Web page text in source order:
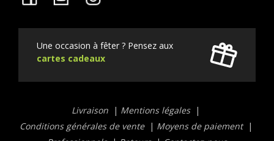
Une occasion à fêter ? Pensez aux
cartes cadeaux
utiles
Livraison
Mentions légales
Conditions générales de vente
Moyens de paiement